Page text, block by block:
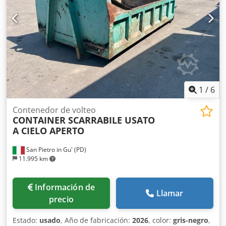
camiones, remolques y equipos desmontables.
Disponibilidad inmediata de más de 50 camiones y más de
150 cajas, contenedores con y sin grúa desmontable.
S.E.&O. Dada la cantidad de anuncios y detalles, Aurora
invita a verificar la exactitud de los datos presentados con
su personal de ventas. Cjdpfx Aijvimlyocoha
1 / 6
San Pietro in Gu' (PD)
11.995 km
Contenedor de volteo
CONTAINER SCARRABILE USATO
A CIELO APERTO
Información de
precio
Llamar
Estado: usado, Año de fabricación: 2026, color: gris-negro,